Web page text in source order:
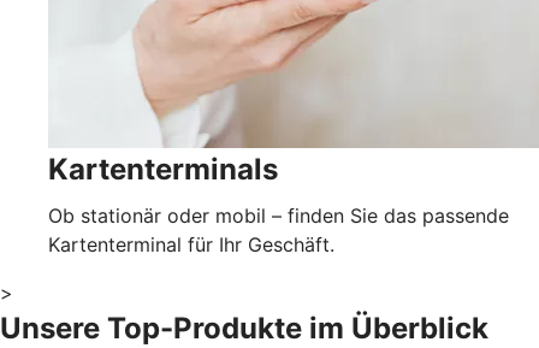
Kartenterminals
Ob stationär oder mobil – finden Sie das passende
Kartenterminal für Ihr Geschäft.
>
Unsere Top-Produkte im Überblick